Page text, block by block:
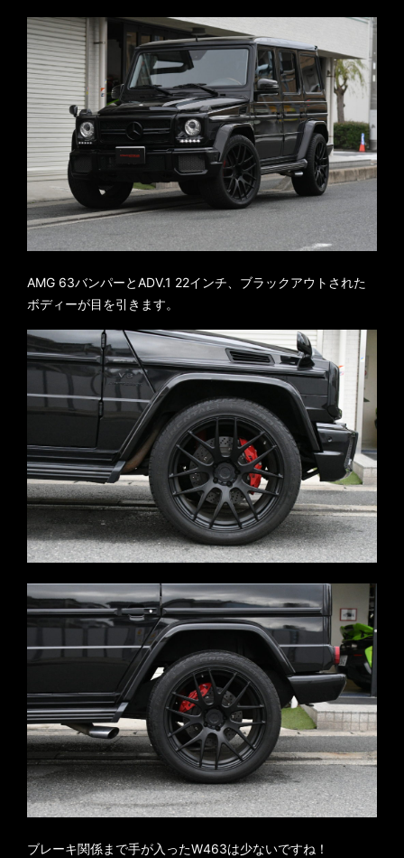
AMG 63バンパーとADV.1 22インチ、ブラックアウトされた
ボディーが目を引きます。
ブレーキ関係まで手が入ったW463は少ないですね！